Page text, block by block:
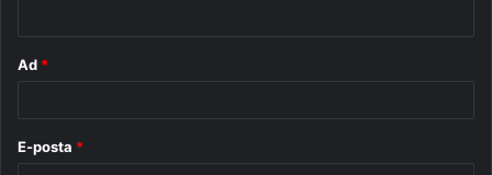
Ad *
E-posta *